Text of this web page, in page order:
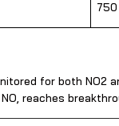
750
for both NO2
reaches